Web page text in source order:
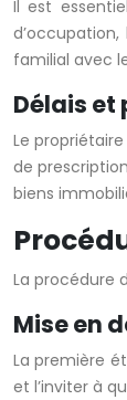
Il est
familial avec
Délais
Le
de
biens
La procédure
Mise en
La première
et l’inviter à